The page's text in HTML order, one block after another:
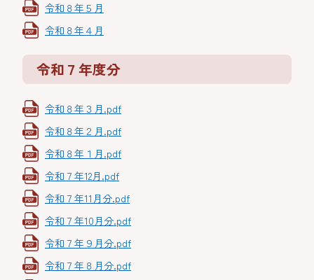
令和８年５月
令和８年４月
令和７年度分
令和８年３月.pdf
令和８年２月.pdf
令和８年１月.pdf
令和７年12月.pdf
令和７年11月分.pdf
令和７年10月分.pdf
令和７年９月分.pdf
令和７年８月分.pdf